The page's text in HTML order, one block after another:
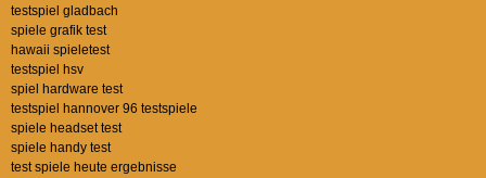
testspiel gladbach
spiele grafik test
hawaii spieletest
testspiel hsv
spiel hardware test
testspiel hannover 96 testspiele
spiele headset test
spiele handy test
test spiele heute ergebnisse